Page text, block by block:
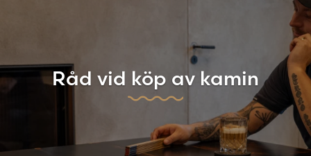
Råd vid köp av kamin